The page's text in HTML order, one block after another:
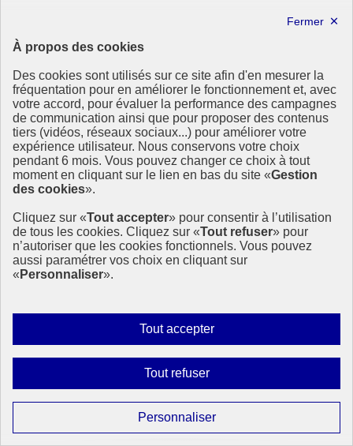
À propos des cookies
Des cookies sont utilisés sur ce site afin d'en mesurer la
fréquentation pour en améliorer le fonctionnement et, avec
votre accord, pour évaluer la performance des campagnes
de communication ainsi que pour proposer des contenus
tiers (vidéos, réseaux sociaux...) pour améliorer votre
expérience utilisateur. Nous conservons votre choix
pendant 6 mois. Vous pouvez changer ce choix à tout
moment en cliquant sur le lien en bas du site «Gestion
des cookies».
Cliquez sur «Tout accepter» pour consentir à l’utilisation
de tous les cookies. Cliquez sur «Tout refuser» pour
n’autoriser que les cookies fonctionnels. Vous pouvez
aussi paramétrer vos choix en cliquant sur
« Personnaliser».
Tout accepterAutoriser
tous
Tout refuserInterdire
tous
PersonnaliserParamétrer
les
Journal de bord Forum Politique de Haut Niveau
2020 - Jour 7
volontaire, dont l’Autriche qui renoue avec le portage du
développement durable au niveau fédéral
Après la session des messages des « régions économiques de
l’ONU », qui auront (…)